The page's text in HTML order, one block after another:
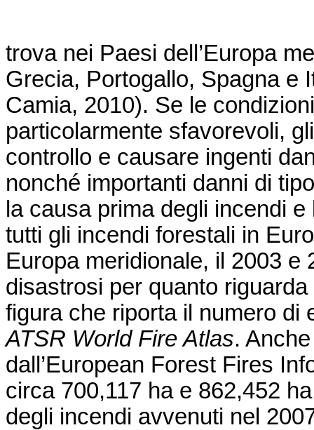
trova nei Paesi dell’Europa
Grecia, Portogallo, Spagna e
Camia, 2010). Se le
particolarmente sfavorevoli,
controllo e causare ingenti
nonché importanti danni di
la causa prima degli incendi
tutti gli incendi forestali in
Europa meridionale, il 2003 e
disastrosi per quanto
figura che riporta il numero di
ATSR World Fire Atlas.
dall’European Forest Fires
circa 700,117 ha e 862,452
degli incendi avvenuti nel